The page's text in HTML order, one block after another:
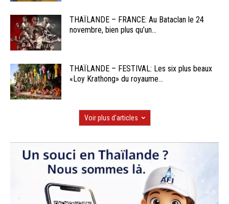
THAÏLANDE – FRANCE: Au Bataclan le 24
novembre, bien plus qu’un...
THAÏLANDE – FESTIVAL: Les six plus beaux
«Loy Krathong» du royaume...
Voir plus d'articles